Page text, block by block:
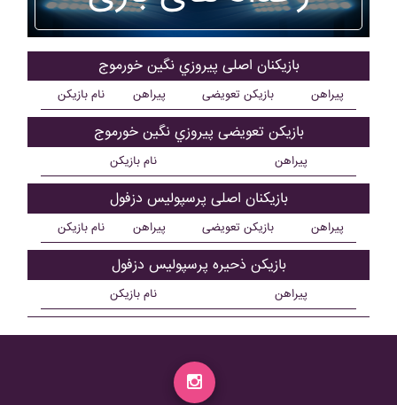
بازیکنان اصلی پيروزي نگين خورموج
نام بازیکن پیراهن بازیکن تعویضی پیراهن
بازیکن تعویضی پيروزي نگين خورموج
نام بازیکن پیراهن
بازیکنان اصلی پرسپوليس دزفول
نام بازیکن پیراهن بازیکن تعویضی پیراهن
بازیکن ذحیره پرسپوليس دزفول
نام بازیکن پیراهن